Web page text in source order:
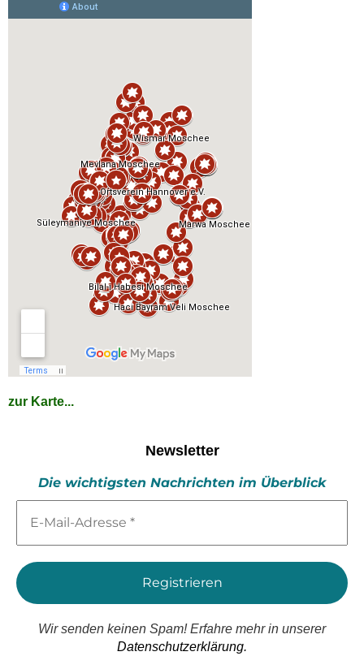
zur Karte...
Newsletter
Die wichtigsten Nachrichten im Überblick
Mail-
*
Wir senden keinen Spam! Erfahre mehr in unserer
Datenschutzerklärung.